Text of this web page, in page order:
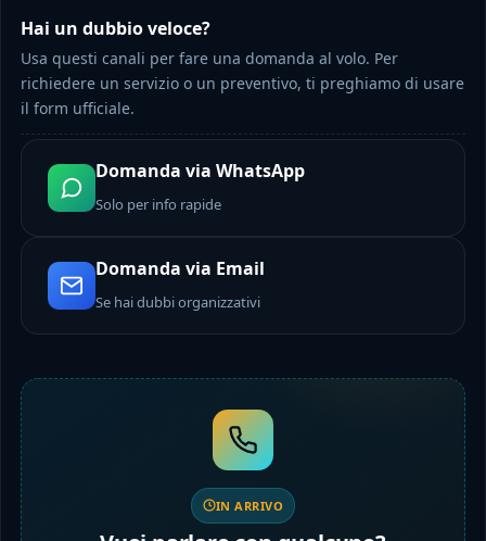
Hai un dubbio veloce?
Usa questi canali per fare una domanda al volo. Per
richiedere un servizio o un preventivo, ti preghiamo di usare
il form ufficiale.
Domanda via WhatsApp
Solo per info rapide
Domanda via Email
Se hai dubbi organizzativi
IN ARRIVO